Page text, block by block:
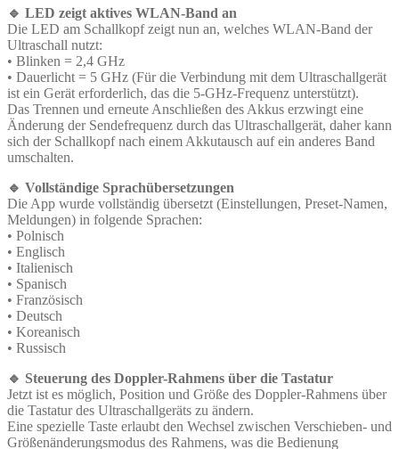
🔹 LED zeigt aktives WLAN-Band an
Die LED am Schallkopf zeigt nun an, welches WLAN-Band der
Ultraschall nutzt:
• Blinken = 2,4 GHz
• Dauerlicht = 5 GHz (Für die Verbindung mit dem Ultraschallgerät
ist ein Gerät erforderlich, das die 5-GHz-Frequenz unterstützt).
Das Trennen und erneute Anschließen des Akkus erzwingt eine
Änderung der Sendefrequenz durch das Ultraschallgerät, daher kann
sich der Schallkopf nach einem Akkutausch auf ein anderes Band
umschalten.
🔹 Vollständige Sprachübersetzungen
Die App wurde vollständig übersetzt (Einstellungen, Preset-Namen,
Meldungen) in folgende Sprachen:
• Polnisch
• Englisch
• Italienisch
• Spanisch
• Französisch
• Deutsch
• Koreanisch
• Russisch
🔹 Steuerung des Doppler-Rahmens über die Tastatur
Jetzt ist es möglich, Position und Größe des Doppler-Rahmens über
die Tastatur des Ultraschallgeräts zu ändern.
Eine spezielle Taste erlaubt den Wechsel zwischen Verschieben- und
Größenänderungsmodus des Rahmens, was die Bedienung